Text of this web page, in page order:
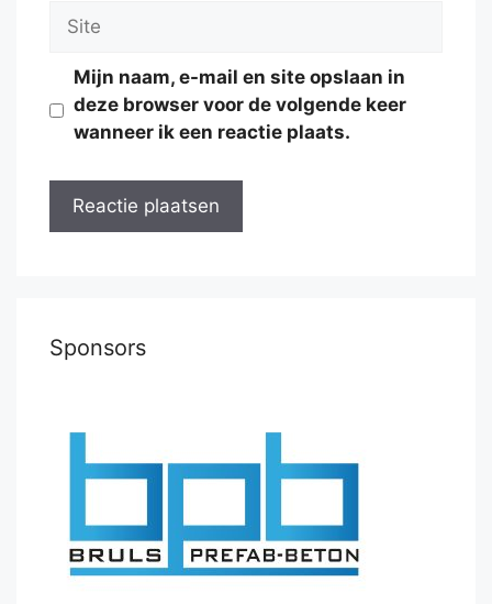
Site
Mijn naam, e-mail en site opslaan in
deze browser voor de volgende keer
wanneer ik een reactie plaats.
Sponsors